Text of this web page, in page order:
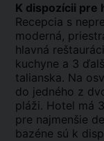
K dispozícii pre
Recepcia s
moderná,
hlavná
kuchyne a 3
talianska. Na
do jedného z
pláži. Hotel má
pre najmenšie
bazéne sú k